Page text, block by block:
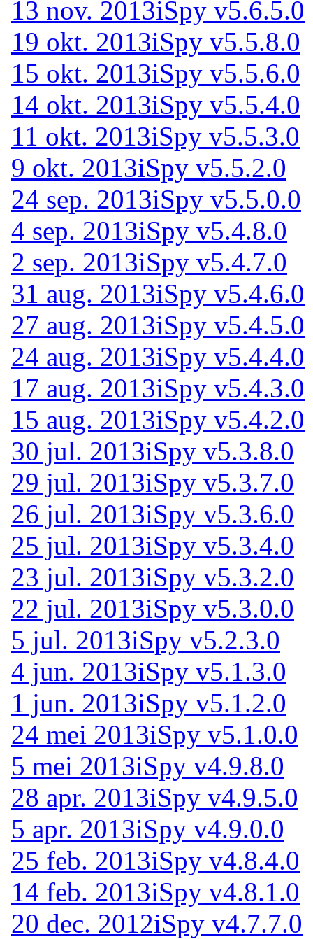
13 nov. 2013iSpy v5.6.5.0
19 okt. 2013iSpy v5.5.8.0
15 okt. 2013iSpy v5.5.6.0
14 okt. 2013iSpy v5.5.4.0
11 okt. 2013iSpy v5.5.3.0
9 okt. 2013iSpy v5.5.2.0
24 sep. 2013iSpy v5.5.0.0
4 sep. 2013iSpy v5.4.8.0
2 sep. 2013iSpy v5.4.7.0
31 aug. 2013iSpy v5.4.6.0
27 aug. 2013iSpy v5.4.5.0
24 aug. 2013iSpy v5.4.4.0
17 aug. 2013iSpy v5.4.3.0
15 aug. 2013iSpy v5.4.2.0
30 jul. 2013iSpy v5.3.8.0
29 jul. 2013iSpy v5.3.7.0
26 jul. 2013iSpy v5.3.6.0
25 jul. 2013iSpy v5.3.4.0
23 jul. 2013iSpy v5.3.2.0
22 jul. 2013iSpy v5.3.0.0
5 jul. 2013iSpy v5.2.3.0
4 jun. 2013iSpy v5.1.3.0
1 jun. 2013iSpy v5.1.2.0
24 mei 2013iSpy v5.1.0.0
5 mei 2013iSpy v4.9.8.0
28 apr. 2013iSpy v4.9.5.0
5 apr. 2013iSpy v4.9.0.0
25 feb. 2013iSpy v4.8.4.0
14 feb. 2013iSpy v4.8.1.0
20 dec. 2012iSpy v4.7.7.0